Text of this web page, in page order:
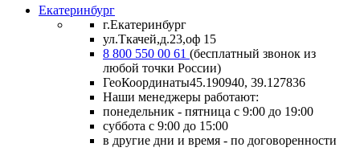
Екатеринбург
г.Екатеринбург
ул.Ткачей,д.23,оф 15
8 800 550 00 61 (бесплатный звонок из
любой точки России)
ГеоКоординаты45.190940, 39.127836
Наши менеджеры работают:
понедельник - пятница с 9:00 до 19:00
суббота с 9:00 до 15:00
в другие дни и время - по договоренности